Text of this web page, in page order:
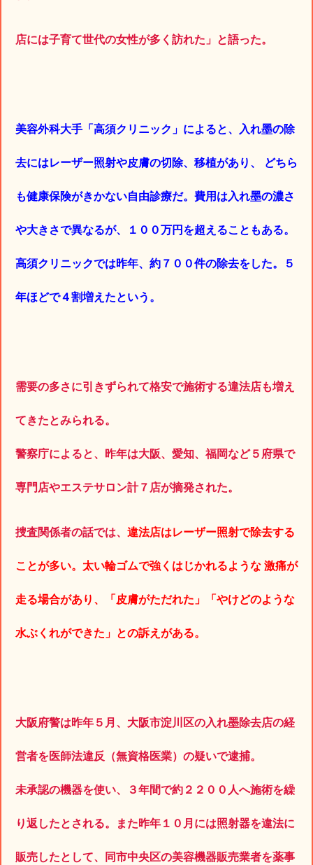
店には子育て世代の女性が多く訪れた」と語った。
美容外科大手「高須クリニック」によると、入れ墨の除
去にはレーザー照射や皮膚の切除、移植があり、 どちら
も健康保険がきかない自由診療だ。費用は入れ墨の濃さ
や大きさで異なるが、１００万円を超えることもある。
高須クリニックでは昨年、約７００件の除去をした。５
年ほどで４割増えたという。
需要の多さに引きずられて格安で施術する違法店も増え
てきたとみられる。
警察庁によると、昨年は大阪、愛知、福岡など５府県で
専門店やエステサロン計７店が摘発された。
捜査関係者の話では、 違法店はレーザー照射で除去する
ことが多い。太い輪ゴムで強くはじかれるような 激痛が
走る場合があり、「皮膚がただれた」「やけどのような
水ぶくれができた」との訴えがある。
大阪府警は昨年５月、大阪市淀川区の入れ墨除去店の経
営者を医師法違反（無資格医業）の疑いで逮捕。
未承認の機器を使い、３年間で約２２００人へ施術を繰
り返したとされる。また昨年１０月には照射器を違法に
販売したとして、同市中央区の美容機器販売業者を薬事